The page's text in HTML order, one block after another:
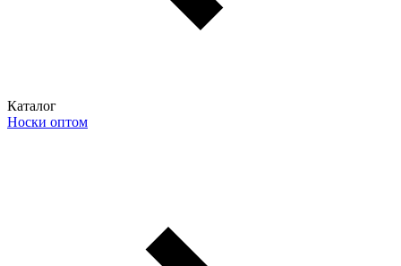
Каталог
Носки оптом